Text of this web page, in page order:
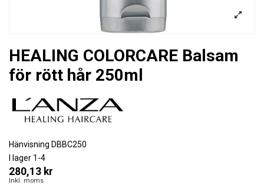
HEALING COLORCARE Balsam
för rött hår 250ml
Hänvisning DBBC250
I lager 1-4
280,13 kr
Inkl. moms